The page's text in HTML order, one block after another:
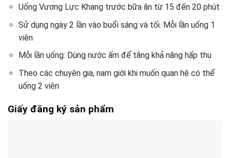
Uống Vương Lực Khang trước bữa ăn từ 15 đến 20 phút
Sử dụng ngày 2 lần vào buổi sáng và tối. Mỗi lần uống 1
viên
Mỗi lần uống: Dùng nước ấm để tăng khả năng hấp thụ
Theo các chuyên gia, nam giới khi muốn quan hệ có thể
uống 2 viên
Giấy đăng ký sản phẩm